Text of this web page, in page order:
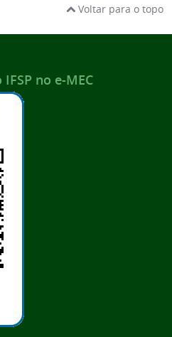
Voltar para o topo
no e-MEC